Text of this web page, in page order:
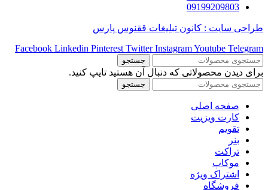
09199209803
طراحی سایت : کانون تبلیغات ققنوس پارس
Facebook Linkedin Pinterest Twitter InstagramYoutube Telegram
جستجو
برای دیدن محصولاتی که دنبال آن هستید تایپ کنید.
جستجو
صفحه اصلی
کارت ویزیت
تقویم
بنر
تراکت
موکاپ
اشتراک ویژه
فروشگاه